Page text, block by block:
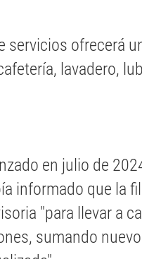
servicios ofrecerá
lavadero,
en julio de
informado que la
"para llevar a
sumando